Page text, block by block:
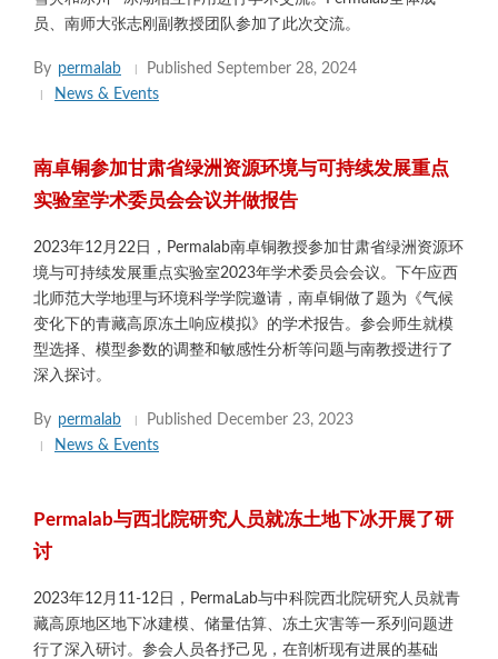
员、南师大张志刚副教授团队参加了此次交流。
By permalab Published September 28, 2024
News & Events
南卓铜参加甘肃省绿洲资源环境与可持续发展重点
实验室学术委员会会议并做报告
2023年12月22日，Permalab南卓铜教授参加甘肃省绿洲资源环
境与可持续发展重点实验室2023年学术委员会会议。下午应西
北师范大学地理与环境科学学院邀请，南卓铜做了题为《气候
变化下的青藏高原冻土响应模拟》的学术报告。参会师生就模
型选择、模型参数的调整和敏感性分析等问题与南教授进行了
深入探讨。
By permalab Published
December 23, 2023
News & Events
Permalab与西北院研究人员就冻土地下冰开展了研
讨
2023年12月11-12日，PermaLab与中科院西北院研究人员就青
藏高原地区地下冰建模、储量估算、冻土灾害等一系列问题进
行了深入研讨。参会人员各抒己见，在剖析现有进展的基础